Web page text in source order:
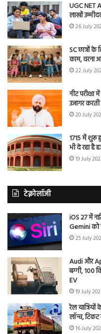
UGC NET
लाखों
26 July
SC छात्रों
काम, वरना
22 July
नीट परीक्षा
उजागर करती
20 July
1715 में शुरू
भी दे रहा है
19 July
टेक्नोलॉजी
iOS 27 में
Gemini
25 July
Audi और
बग्गी, 100
EV
19 July
रेल
लॉन्च,
16 July